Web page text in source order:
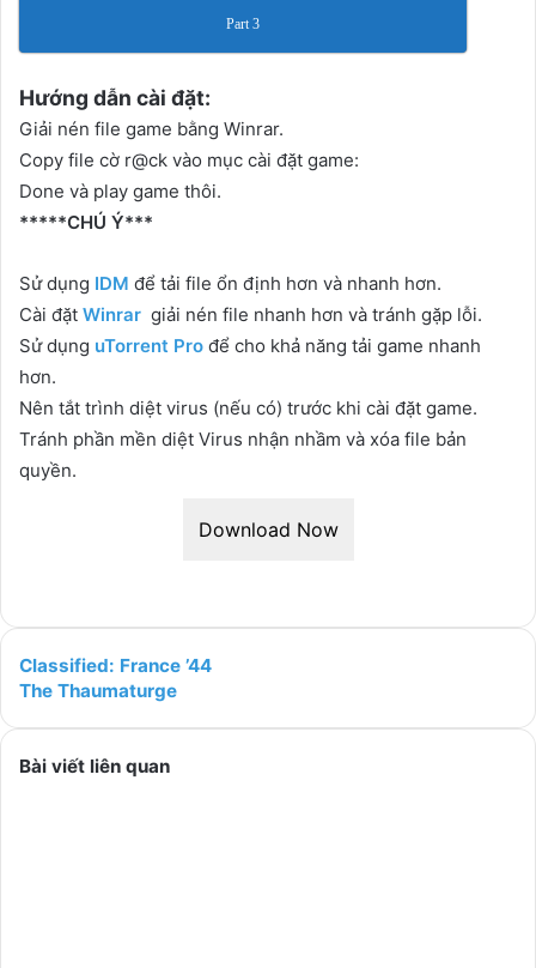
Part 3
Hướng dẫn cài đặt:
Giải nén file game bằng Winrar.
Copy file cờ r@ck vào mục cài đặt game:
Done và play game thôi.
*****CHÚ Ý***
Sử dụng IDM để tải file ổn định hơn và nhanh hơn.
Cài đặt Winrar giải nén file nhanh hơn và tránh gặp lỗi.
Sử dụng uTorrent Pro để cho khả năng tải game nhanh
hơn.
Nên tắt trình diệt virus (nếu có) trước khi cài đặt game.
Tránh phần mền diệt Virus nhận nhầm và xóa file bản
quyền.
Download Now
Classified: France ’44
The Thaumaturge
Bài viết liên quan